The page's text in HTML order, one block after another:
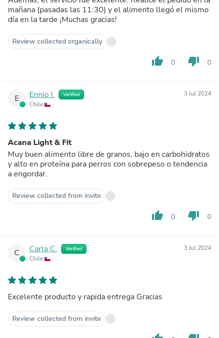
mañana (pasadas las 11:30) y el alimento llegó el mismo
día en la tarde ¡Muchas gracias!
Review collected organically
thumb_up 0 thumb_down 0
E Ennio I. Verified
Chile
3 Jul 2024
Acana Light & Fit
Muy buen alimento libre de granos, bajo en carbohidratos
y alto en proteína para perros con sobrepeso o tendencia
a engordar.
Review collected from invite
thumb_up 0 thumb_down 0
C Carla C. Verified
Chile
3 Jul 2024
Excelente producto y rapida entrega Gracias
Review collected from invite